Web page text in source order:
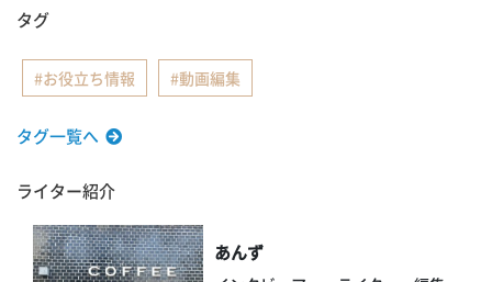
タグ
お役立ち情報 動画編集
タグ一覧へ
ライター紹介
あんず